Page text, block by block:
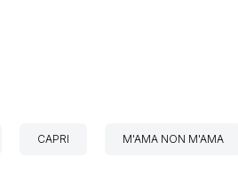
CAPRI M'AMA NON M'AMA